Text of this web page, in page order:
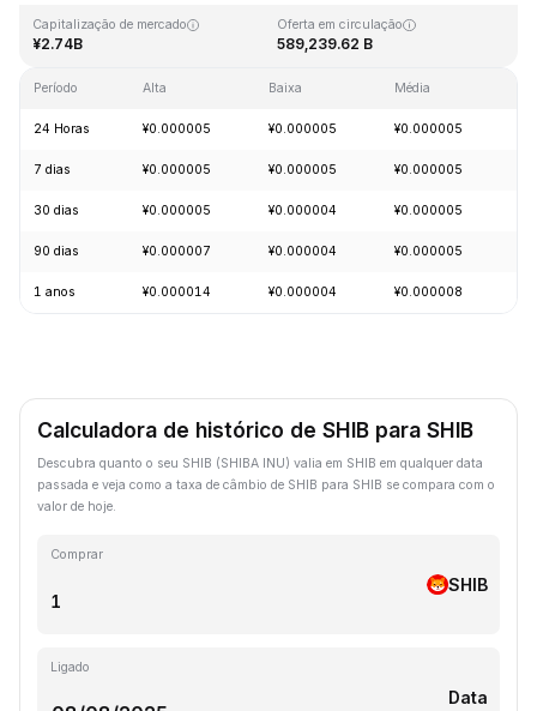
Capitalização de mercado
¥2.74B
Oferta em circulação
589,239.62 B
Período Alta Baixa Média
24 Horas ¥0.000005 ¥0.000005 ¥0.000005
7 dias ¥0.000005 ¥0.000005 ¥0.000005
30 dias ¥0.000005 ¥0.000004 ¥0.000005
90 dias ¥0.000007 ¥0.000004 ¥0.000005
1 anos ¥0.000014 ¥0.000004 ¥0.000008
Calculadora de histórico de SHIB para SHIB
Descubra quanto o seu SHIB (SHIBA INU) valia em SHIB em qualquer data
passada e veja como a taxa de câmbio de SHIB para SHIB se compara com o
valor de hoje.
Comprar
SHIB
Ligado
Data